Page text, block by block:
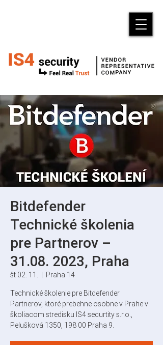
Bitdefender
Technické školenia
pre Partnerov –
31.08. 2023, Praha
št 02. 11.
  |
Praha 14
Technické školenie pre Bitdefender
Partnerov, ktoré prebehne osobne v Prahe v
školiacom stredisku IS4 securtity s.r.o.,
Pelušková 1350, 198 00 Praha 9.